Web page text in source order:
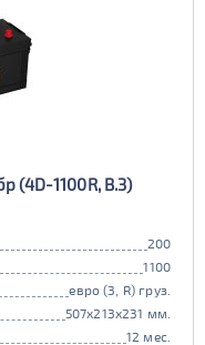
(4D-1100R, B.3)
200
1100
евро (3, R) груз.
507x213x231 мм.
12 мес.